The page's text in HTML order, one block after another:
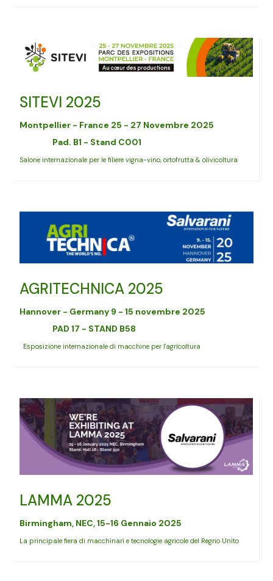
SITEVI 2025
Montpellier - France 25 - 27 Novembre 2025
Pad. B1 - Stand C001
Salone internazionale per le filiere vigna-vino, ortofrutta & olivicoltura
AGRITECHNICA 2025
Hannover - Germany 9 - 15 novembre 2025
PAD 17 - STAND B58
Esposizione internazionale di macchine per l'agricoltura
LAMMA 2025
Birmingham, NEC, 15-16 Gennaio 2025
La principale fiera di macchinari e tecnologie agricole del Regno Unito